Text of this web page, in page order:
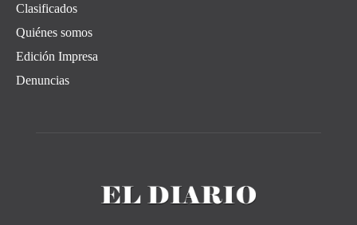
Clasificados
Quiénes somos
Edición Impresa
Denuncias